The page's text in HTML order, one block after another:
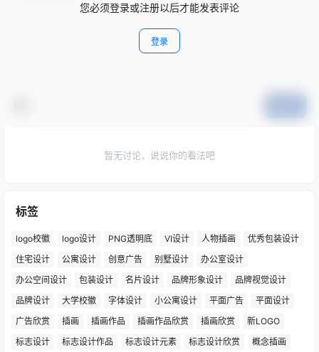
您必须登录或注册以后才能发表评论
登录
暂无讨论，说说你的看法吧
标签
logo校徽 logo设计 PNG透明底 VI设计 人物插画
优秀包装设计
住宅设计
公寓设计 创意广告 别墅设计
办公室设计
办公空间设计
包装设计 名片设计 品牌形象设计
品牌视觉设计
品牌设计
大学校徽 字体设计 小公寓设计 平面广告
平面设计
广告欣赏
插画 插画作品 插画作品欣赏 插画欣赏
新LOGO
标志设计
标志设计作品 标志设计元素 标志设计欣赏 概念插画